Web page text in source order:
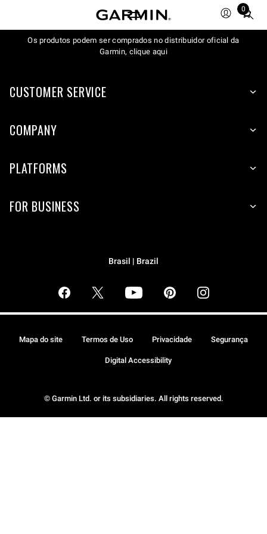
0
Total
items
in
Os produtos podem ser comprados no distribuidor oficial da
Garmin, clique aqui
CUSTOMER SERVICE
COMPANY
PLATFORMS
FOR BUSINESS
Brasil | Brazil
© Garmin Ltd. or its subsidiaries. All rights reserved.
Mapa do site Termos de Uso Privacidade Segurança
Digital Accessibility